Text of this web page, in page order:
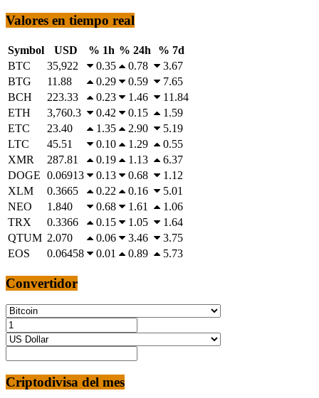
Valores en tiempo real
Symbol USD % 1h % 24h
% 7d
BTC
35,922 0.35 0.78
3.67
BTG
11.88 0.29 0.59
7.65
BCH
223.33 0.23 1.46
11.84
ETH
3,760.3 0.42 0.15
1.59
ETC
23.40 1.35 2.90
5.19
LTC
45.51 0.10 1.29
0.55
XMR
287.81 0.19 1.13
6.37
DOGE 0.06913 0.13 0.68
1.12
XLM
0.3665 0.22 0.16
5.01
NEO
1.840 0.68 1.61
1.06
TRX
0.3366 0.15 1.05
1.64
QTUM 2.070 0.06 3.46
3.75
EOS
0.06458 0.01 0.89 5.73
Convertidor
Criptodivisa del mes